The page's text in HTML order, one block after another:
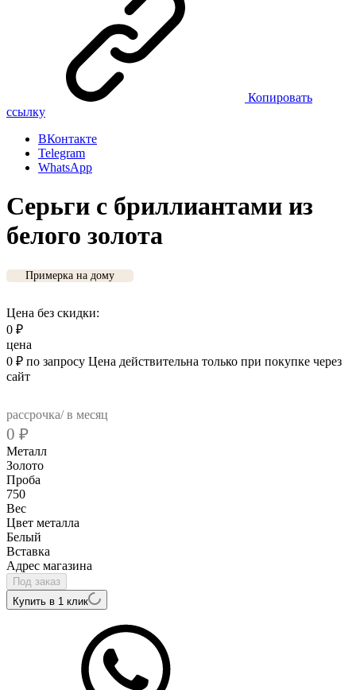
Копировать
ссылку
ВКонтакте
Telegram
WhatsApp
Серьги с бриллиантами из
белого золота
Примерка на дому
Цена без скидки:
0 ₽
цена
0 ₽ по запросу Цена действительна только при покупке через
сайт
рассрочка/ в месяц
0 ₽
Металл
Золото
Проба
750
Вес
Цвет металла
Белый
Вcтавка
Адрес магазина
Под заказ
Купить в 1 клик